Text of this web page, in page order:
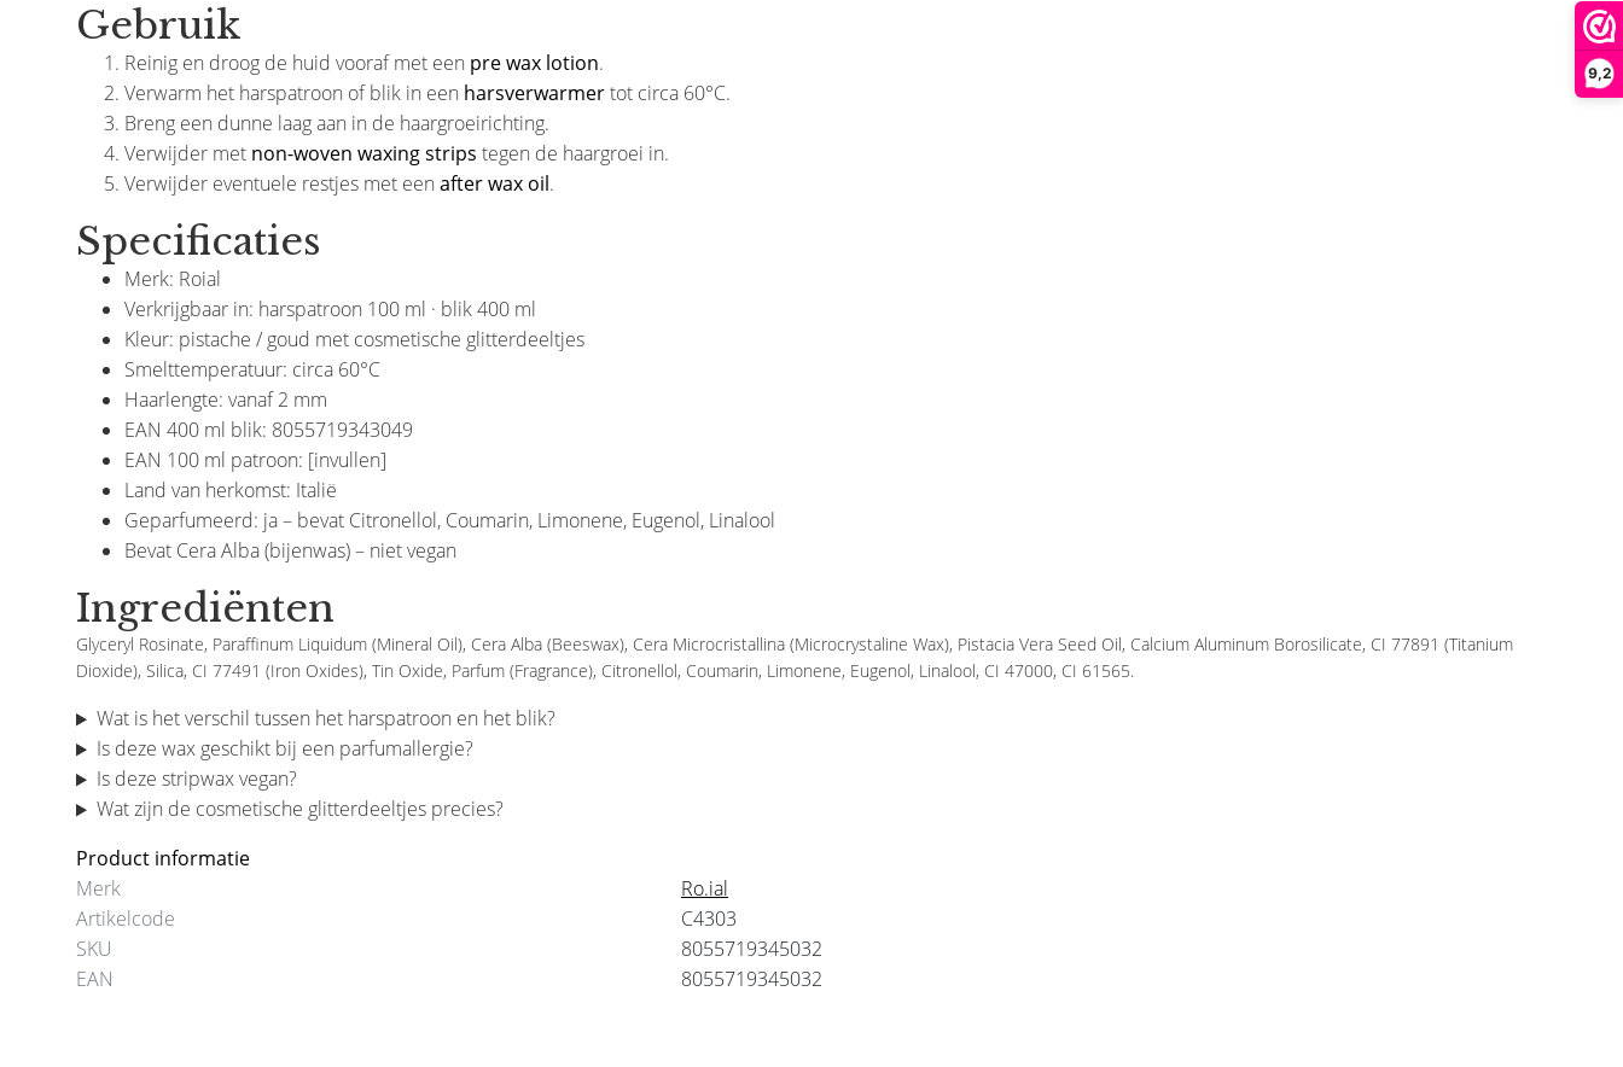
9,2
Gebruik
Reinig en droog de huid vooraf met een pre wax lotion.
Verwarm het harspatroon of blik in een harsverwarmertot circa 60°C.
Breng een dunne laag aan in de haargroeirichting.
Verwijder met non-woven waxing strips tegen de haargroei in.
Verwijder eventuele restjes met een after wax oil.
Specificaties
Merk: Roial
Verkrijgbaar in: harspatroon 100 ml · blik 400 ml
Kleur: pistache / goud met cosmetische glitterdeeltjes
Smelttemperatuur: circa 60°C
Haarlengte: vanaf 2 mm
EAN 400 ml blik: 8055719343049
EAN 100 ml patroon: [invullen]
Land van herkomst: Italië
Geparfumeerd: ja – bevat Citronellol, Coumarin, Limonene, Eugenol, Linalool
Bevat Cera Alba (bijenwas) – niet vegan
Ingrediënten
Glyceryl Rosinate, Paraffinum Liquidum (Mineral Oil), Cera Alba (Beeswax), Cera Microcristallina (Microcrystaline Wax), Pistacia Vera Seed Oil, Calcium Aluminum Borosilicate, CI 77891 (Titanium
Dioxide), Silica, CI 77491 (Iron Oxides), Tin Oxide, Parfum (Fragrance), Citronellol, Coumarin, Limonene, Eugenol, Linalool, CI 47000, CI 61565.
Wat is het verschil tussen het harspatroon en het blik?
Is deze wax geschikt bij een parfumallergie?
Is deze stripwax vegan?
Wat zijn de cosmetische glitterdeeltjes precies?
Product informatie
Merk
Ro.ial
Artikelcode
C4303
SKU
8055719345032
EAN
8055719345032